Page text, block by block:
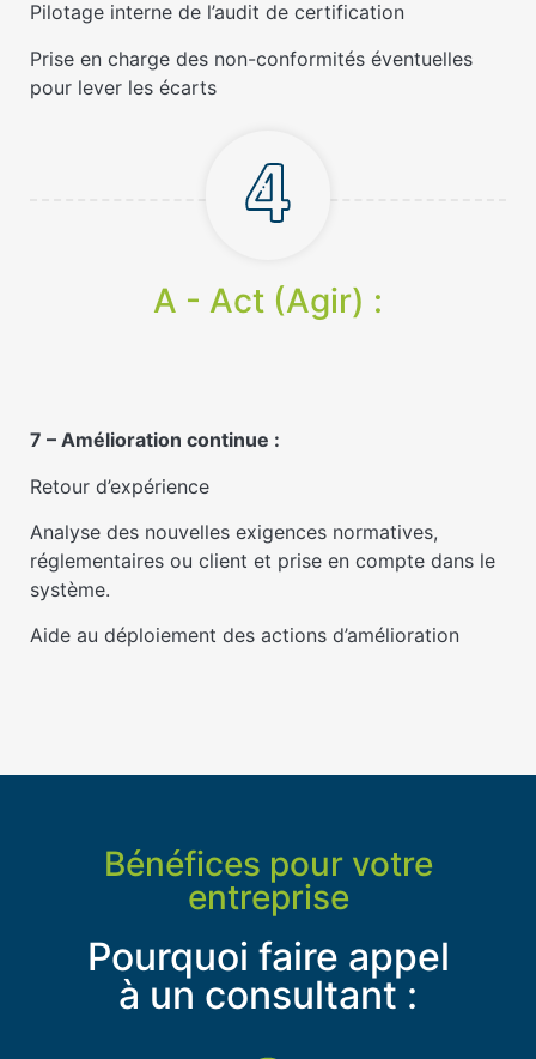
Pilotage interne de l’audit de certification
Prise en charge des non-conformités éventuelles
pour lever les écarts
A - Act (Agir) :
7 – Amélioration continue :
Retour d’expérience
Analyse des nouvelles exigences normatives,
réglementaires ou client et prise en compte dans le
système.
Aide au déploiement des actions d’amélioration
Bénéfices pour votre
entreprise
Pourquoi faire appel
à un consultant :